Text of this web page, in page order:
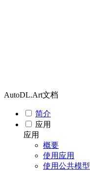
AutoDL.Art文档
简介
应用
应用
概要
使用应用
使用公共模型